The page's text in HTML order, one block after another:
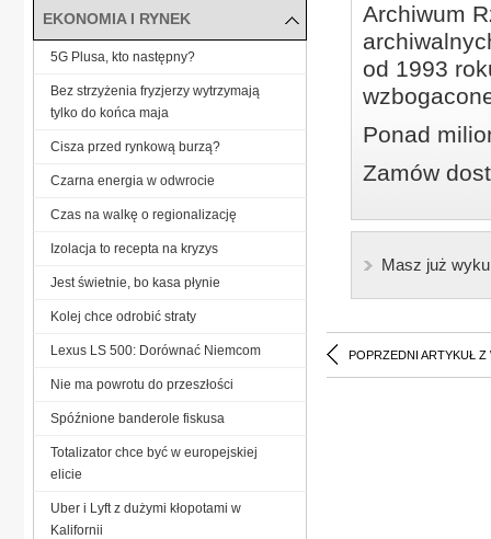
Archiwum
od 1993
Ponad
Zamów
Masz już
POPRZEDNI ARTYKUŁ Z
EKONOMIA I RYNEK
5G Plusa, kto następny?
Bez strzyżenia fryzjerzy wytrzymają
tylko do końca maja
Cisza przed rynkową burzą?
Czarna energia w odwrocie
Czas na walkę o regionalizację
Izolacja to recepta na kryzys
Jest świetnie, bo kasa płynie
Kolej chce odrobić straty
Lexus LS 500: Dorównać Niemcom
Nie ma powrotu do przeszłości
Spóźnione banderole fiskusa
Totalizator chce być w europejskiej
elicie
Uber i Lyft z dużymi kłopotami w
Kalifornii